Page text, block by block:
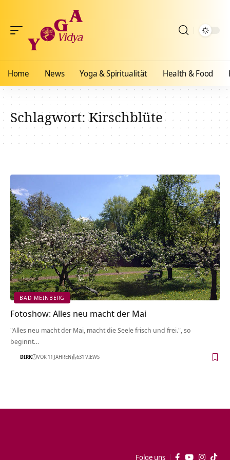
Home News Yoga & Spiritualität Health & Food
Schlagwort:Kirschblüte
BAD MEINBERG
Fotoshow: Alles neu macht der Mai
"Alles neu macht der Mai, macht die Seele frisch und frei.", so
beginnt…
DIRK VOR 11 JAHREN 631 VIEWS
Folge uns